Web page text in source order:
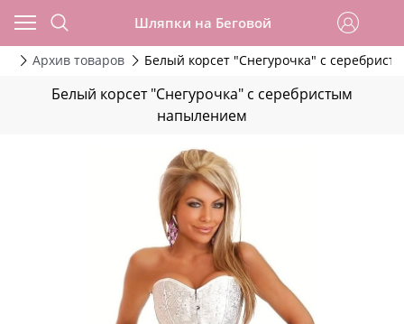
Шляпки на Беговой
Архив товаров Белый корсет "Снегурочка" с
Белый корсет "Снегурочка" с серебристым
напылением